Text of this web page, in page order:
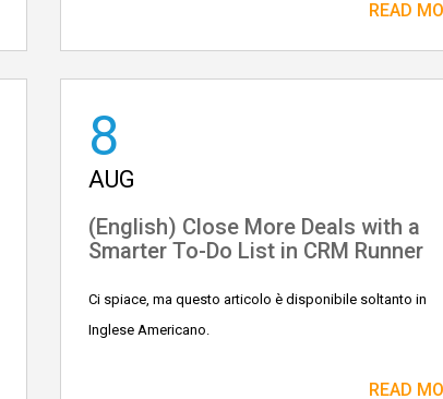
READ
8
AUG
(English) Close More Deals with a
Smarter To-Do List in CRM Runner
Ci spiace, ma questo articolo è disponibile soltanto in
Inglese Americano.
READ